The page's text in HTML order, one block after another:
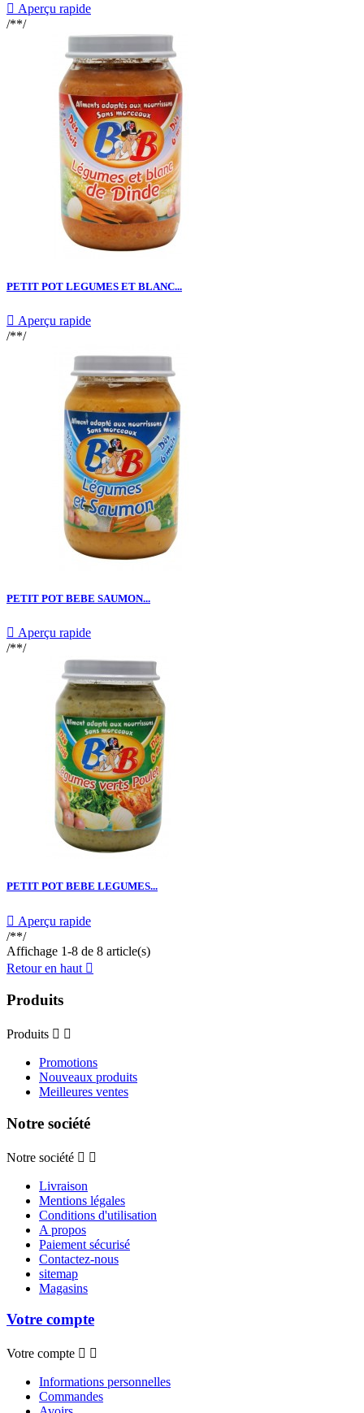
 Aperçu rapide
/**/
PETIT POT LEGUMES ET BLANC...
 Aperçu rapide
/**/
PETIT POT BEBE SAUMON...
 Aperçu rapide
/**/
PETIT POT BEBE LEGUMES...
 Aperçu rapide
/**/
Affichage 1-8 de 8 article(s)
Retour en haut 
Produits
Produits  
Promotions
Nouveaux produits
Meilleures ventes
Notre société
Notre société  
Livraison
Mentions légales
Conditions d'utilisation
A propos
Paiement sécurisé
Contactez-nous
sitemap
Magasins
Votre compte
Votre compte  
Informations personnelles
Commandes